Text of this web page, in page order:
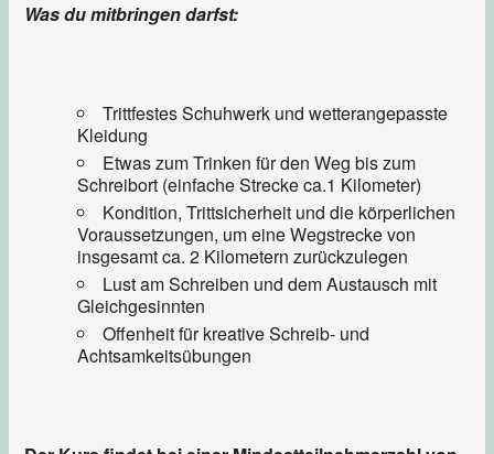
Was du mitbringen darfst:
Trittfestes Schuhwerk und wetterangepasste
Kleidung
Etwas zum Trinken für den Weg bis zum
Schreibort (einfache Strecke ca.1 Kilometer)
Kondition, Trittsicherheit und die körperlichen
Voraussetzungen, um eine Wegstrecke von
insgesamt ca. 2 Kilometern zurückzulegen
Lust am Schreiben und dem Austausch mit
Gleichgesinnten
Offenheit für kreative Schreib- und
Achtsamkeitsübungen